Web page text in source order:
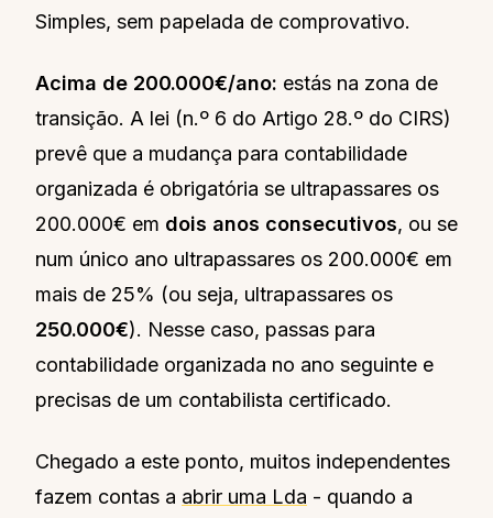
Simples, sem papelada de comprovativo.
Acima de 200.000€/ano: estás na zona de
transição. A lei (n.º 6 do Artigo 28.º do CIRS)
prevê que a mudança para contabilidade
organizada é obrigatória se ultrapassares os
200.000€ em dois anos consecutivos, ou se
num único ano ultrapassares os 200.000€ em
mais de 25% (ou seja, ultrapassares os
250.000€). Nesse caso, passas para
contabilidade organizada no ano seguinte e
precisas de um contabilista certificado.
Chegado a este ponto, muitos independentes
fazem contas a abrir uma Lda - quando a